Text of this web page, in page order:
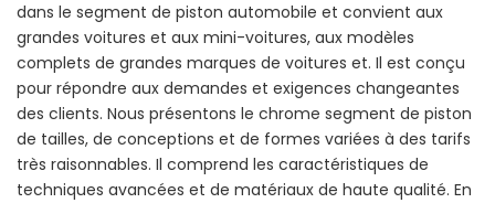
dans le segment de piston automobile et convient aux
grandes voitures et aux mini-voitures, aux modèles
complets de grandes marques de voitures et. Il est conçu
pour répondre aux demandes et exigences changeantes
des clients. Nous présentons le chrome segment de piston
de tailles, de conceptions et de formes variées à des tarifs
très raisonnables. Il comprend les caractéristiques de
techniques avancées et de matériaux de haute qualité. En